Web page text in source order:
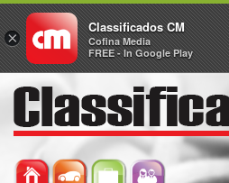
×
Classificados CM
Cofina Media
FREE - In Google Play